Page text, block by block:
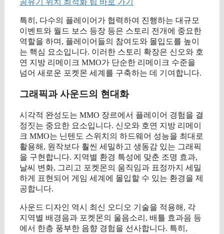
특히, 다수의 플레이어가 협력하여 진행하는 대규모
이벤트와 월드 보스 등장 등은 스토리 전개에 중요한
역할을 하며, 플레이어들의 참여도와 몰입도를 높이
는 핵심 요소입니다. 이러한 스토리 확장은 신오와 호
연 지방 리메이크 MMO가 단순한 리메이크 수준을
넘어 새로운 포켓몬 세계를 구축하는 데 기여합니다.
그래픽과 사운드의 현대화
시각적 완성도는 MMO 장르에서 플레이어 경험을 결
정짓는 중요한 요소입니다. 신오와 호연 지방 리메이
크 MMO는 닌텐도 스위치의 하드웨어 성능을 최대로
활용해, 원작보다 훨씬 세밀하고 생동감 있는 그래픽
을 구현합니다. 지역별 환경 특성에 맞춘 조명 효과,
날씨 변화, 그리고 포켓몬의 움직임과 표정까지 세밀
하게 표현되어 게임 세계에 몰입할 수 있는 환경을 제
공합니다.
사운드 디자인 역시 최신 오디오 기술을 적용해, 각
지역별 배경음과 포켓몬의 울음소리, 배틀 효과음 등
에서 한층 풍부한 음향 경험을 선사합니다. 특히,